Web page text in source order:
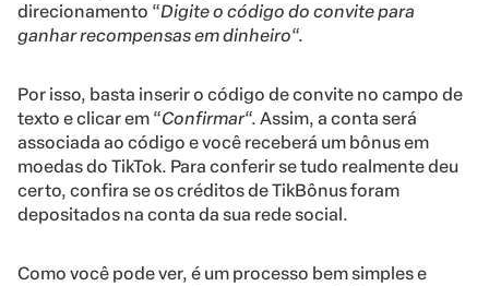
direcionamento “Digite o código do convite para
ganhar recompensas em dinheiro“.
Por isso, basta inserir o código de convite no campo de
texto e clicar em “Confirmar“. Assim, a conta será
associada ao código e você receberá um bônus em
moedas do TikTok. Para conferir se tudo realmente deu
certo, confira se os créditos de TikBônus foram
depositados na conta da sua rede social.
Como você pode ver, é um processo bem simples e